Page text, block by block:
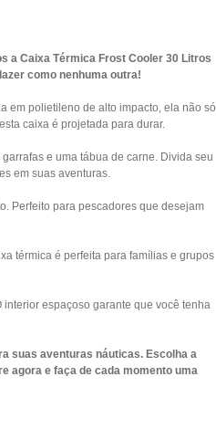
a Caixa Térmica Frost Cooler 30 Litros
como nenhuma outra!
em polietileno de alto impacto, ela não só
caixa é projetada para durar.
e uma tábua de carne. Divida seu
em suas aventuras.
Perfeito para pescadores que desejam
térmica é perfeita para famílias e grupos
espaçoso garante que você tenha
suas aventuras náuticas. Escolha a
agora e faça de cada momento uma